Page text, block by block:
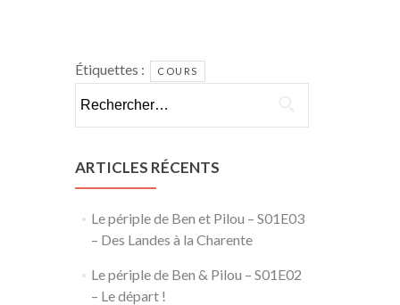
Étiquettes : COURS
ARTICLES RÉCENTS
Le périple de Ben et Pilou – S01E03
– Des Landes à la Charente
Le périple de Ben & Pilou – S01E02
– Le départ !